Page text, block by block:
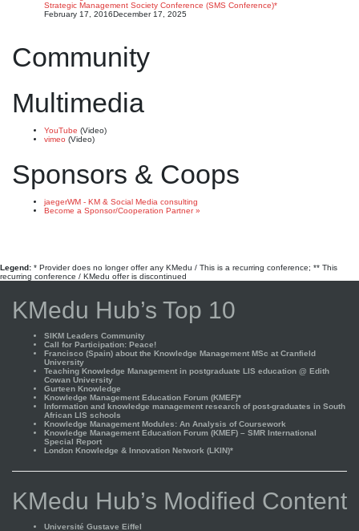
Strategic Management Society Conference (SMS Conference)*
February 17, 2016December 17, 2025
Community
Multimedia
YouTube (Video)
vimeo (Video)
Sponsors & Coops
jaegerWM - KM & Social Media consulting
Become a Sponsor/Cooperation Partner »
Legend: * Provider does no longer offer any KMedu / This is a recurring conference; ** This
recurring conference / KMedu offer is discontinued
KMedu Hub’s Top 10
SIKM Leaders Community
Call for Participation: Peace!
Francisco (Spain) about the Knowledge Management MSc at Cranfield
University
Teaching Knowledge Management in postgraduate LIS education @ Edith
Cowan University
Gurteen Knowledge
Knowledge Management Education Forum (KMEF)*
Information and knowledge management research of post-graduates in South
African LIS schools
Knowledge Management Modules: An Analysis of Coursework
Knowledge Management Education Forum (KMEF) – SMR International
Special Report
London Knowledge & Innovation Network (LKIN)*
KMedu Hub’s Modified Content
Université Gustave Eiffel